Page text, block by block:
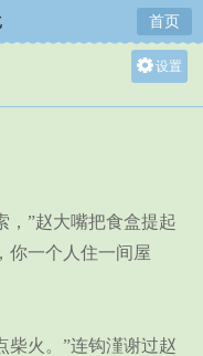
首页
设置
”赵大嘴把食盒提起
你一个人住一间屋
火。”连钩漌谢过赵